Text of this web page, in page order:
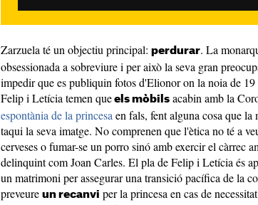
Zarzuela té un objectiu principal: perdurar. La
obsessionada a sobreviure i per això la seva gran
impedir que es publiquin fotos d'Elionor on la noia de
Felip i Letícia temen que els mòbils acabin amb la
espontània de la princesa en fals, fent alguna cosa que la
taqui la seva imatge. No comprenen que l'ètica no té a
cerveses o fumar-se un porro sinó amb exercir el càrrec
delinquint com Joan Carles. El pla de Felip i Letícia és
un matrimoni per assegurar una transició pacífica de la
preveure un recanvi per la princesa en cas de